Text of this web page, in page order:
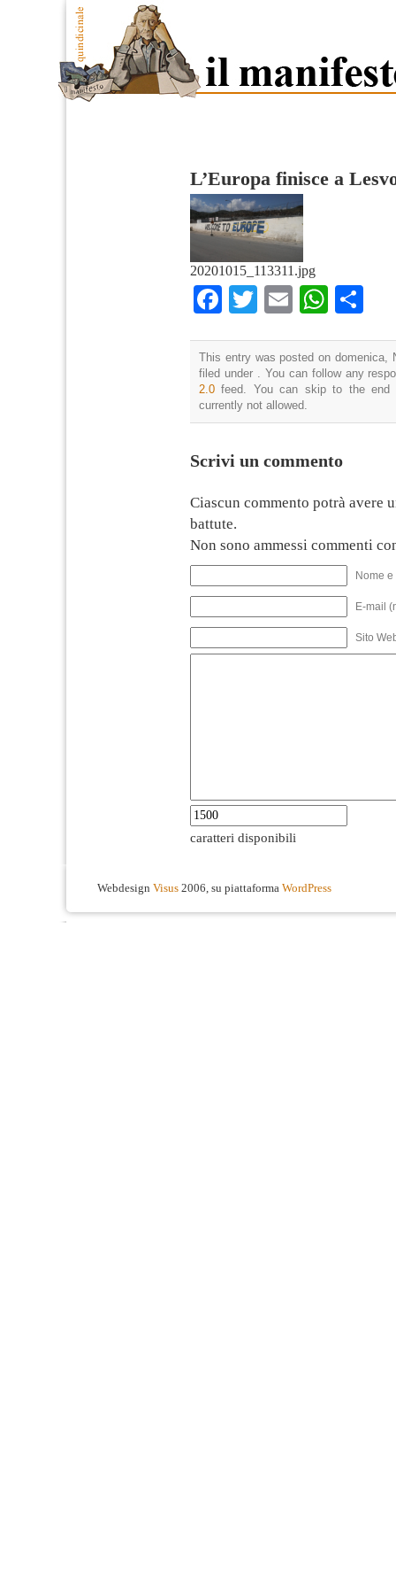
L’Europa finisce a
20201015_113311.jpg
Facebook
TwitterEmail
This entry was posted on domenica,
filed under . You can follow any
2.0 feed. You can skip to the end
currently not allowed.
Scrivi un commento
Ciascun commento potrà avere
battute.
Non sono ammessi commenti
Nome
E-mail
Sito
caratteri disponibili
Webdesign Visus 2006, su piattaforma WordPress